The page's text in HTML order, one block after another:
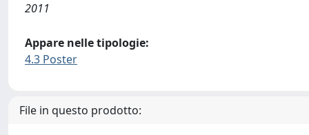
2011
Appare nelle tipologie:
4.3 Poster
File in questo prodotto: